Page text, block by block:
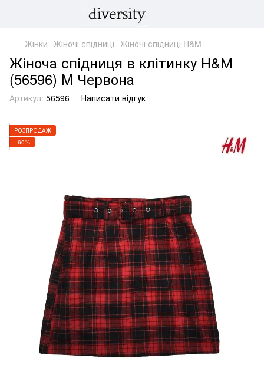
Жінки Жіночі спідниці Жіночі спідниці H&M
Жіноча спідниця в клітинку Н&М
(56596) M Червона
Артикул: 56596_ Написати відгук
РОЗПРОДАЖ
−60%